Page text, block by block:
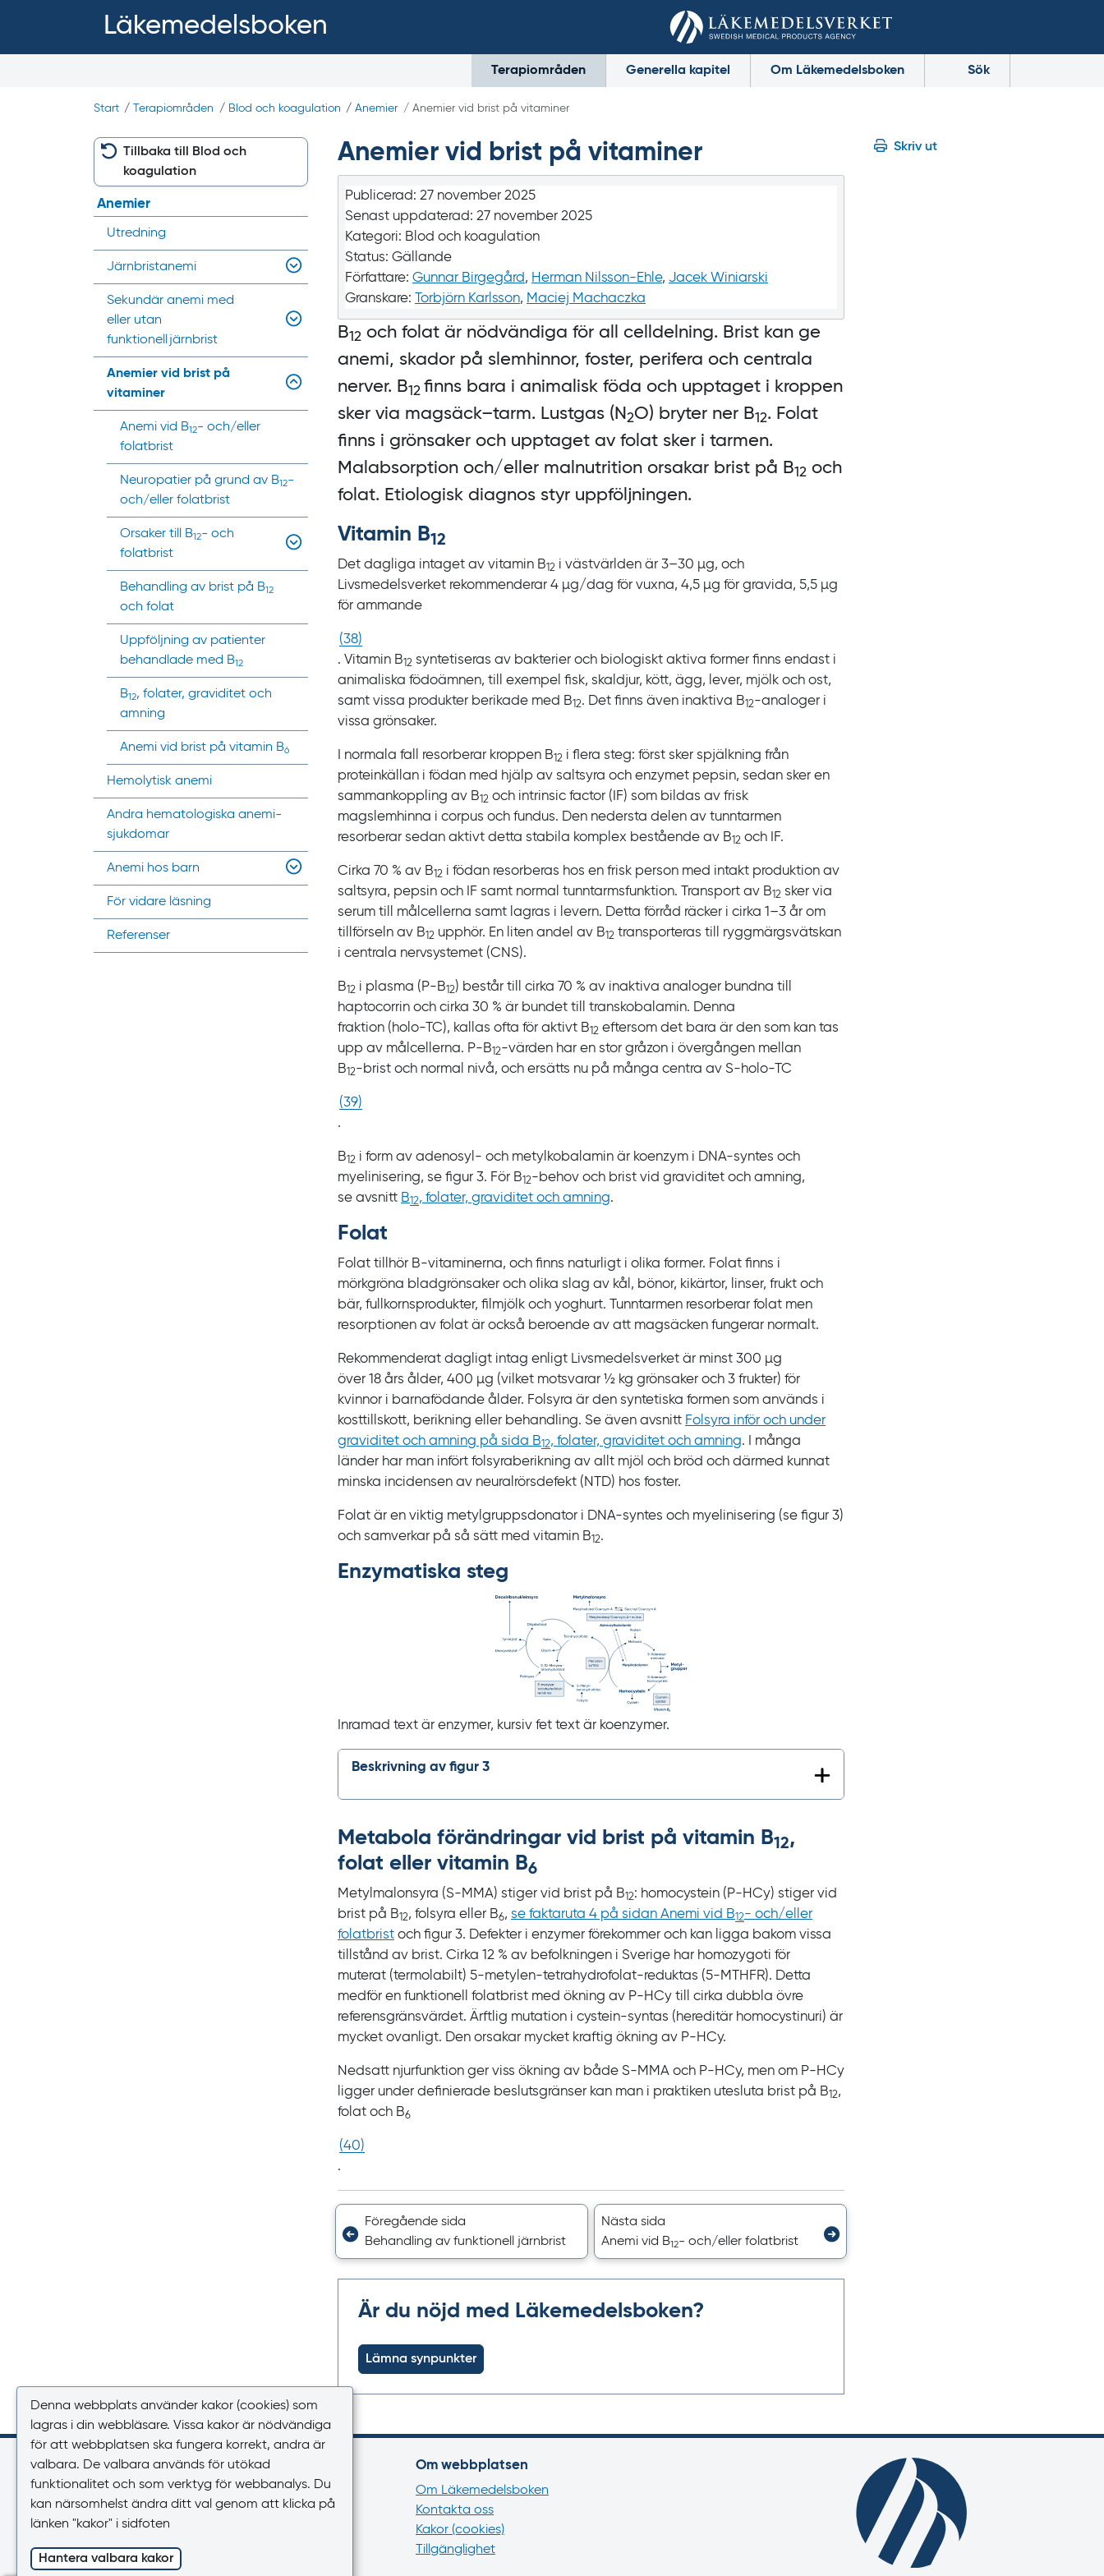
Läkemedelsboken
Terapiområden Generella kapitel Om Läkemedelsboken Sök
Start / Terapiområden / Blod och koagulation /Anemier / Anemier vid brist på vitaminer
Skriv ut
Anemier vid brist på vitaminer
Publicerad: 27 november 2025
Senast uppdaterad: 27 november 2025
Kategori: Blod och koagulation
Status: Gällande
Författare: Gunnar Birgegård, Herman Nilsson-Ehle, Jacek Winiarski
Granskare: Torbjörn Karlsson, Maciej Machaczka
B12 och folat är nödvändiga för all celldelning. Brist kan ge
anemi, skador på slemhinnor, foster, perifera och centrala
nerver. B12 finns bara i animalisk föda och upptaget i kroppen
sker via magsäck‍–‍tarm. Lustgas (N2O) bryter ner B12. Folat
finns i grönsaker och upptaget av folat sker i tarmen.
Malabsorption och/eller malnutrition orsakar brist på B12 och
folat. Etiologisk diagnos styr uppföljningen.
Vitamin B12
Det dagliga intaget av vitamin B 12 i västvärlden är 3‍–‍30 µg, och
Livsmedelsverket rekommenderar 4 µg‍/‍dag för vuxna, 4,5 µg för gravida, 5,5 µg
för ammande
(38)
. Vitamin B 12 syntetiseras av bakterier och biologiskt aktiva former finns endast i
animaliska födoämnen, till exempel fisk, skaldjur, kött, ägg, lever, mjölk och ost,
samt vissa produkter berikade med B 12. Det finns även inaktiva B 12‍-‍analoger i
vissa grönsaker.
I normala fall resorberar kroppen B 12 i flera steg: först sker spjälkning från
proteinkällan i födan med hjälp av saltsyra och enzymet pepsin, sedan sker en
sammankoppling av B 12 och intrinsic factor (IF) som bildas av frisk
magslemhinna i corpus och fundus. Den nedersta delen av tunntarmen
resorberar sedan aktivt detta stabila komplex bestående av B 12 och IF.
Cirka 70 % av B 12 i födan resorberas hos en frisk person med intakt produktion av
saltsyra, pepsin och IF samt normal tunntarmsfunktion. Transport av B 12 sker via
serum till målcellerna samt lagras i levern. Detta förråd räcker i cirka 1‍–‍3 år om
tillförseln av B 12 upphör. En liten andel av B 12 transporteras till ryggmärgsvätskan
i centrala nervsystemet (CNS).
B 12 i plasma (P‍-‍B 12) består till cirka 70 % av inaktiva analoger bundna till
haptocorrin och cirka 30 % är bundet till transkobalamin. Denna
fraktion (holo‍-‍TC), kallas ofta för aktivt B 12 eftersom det bara är den som kan tas
upp av målcellerna. P‍-‍B 12‍-‍värden har en stor gråzon i övergången mellan
B 12‍-‍brist och normal nivå, och ersätts nu på många centra av S‍-‍holo‍-‍TC
(39)
.
B 12 i form av adenosyl- och metylkobalamin är koenzym i DNA‍‍-‍‍syntes och
myelinisering, se figur 3. För B 12‍-‍behov och brist vid graviditet och amning,
se avsnitt B 12, folater, graviditet och amning.
Folat
Folat tillhör B‍-‍vitaminerna, och finns naturligt i olika former. Folat finns i
mörkgröna bladgrönsaker och olika slag av kål, bönor, kikärtor, linser, frukt och
bär, fullkornsprodukter, filmjölk och yoghurt. Tunntarmen resorberar folat men
resorptionen av folat är också beroende av att magsäcken fungerar normalt.
Rekommenderat dagligt intag enligt Livsmedelsverket är minst 300 µg
över 18 års ålder, 400 µg (vilket motsvarar ½ kg grönsaker och 3 frukter) för
kvinnor i barnafödande ålder. Folsyra är den syntetiska formen som används i
kosttillskott, berikning eller behandling. Se även avsnitt Folsyra inför och under
graviditet och amning på sida B 12, folater, graviditet och amning. I många
länder har man infört folsyraberikning av allt mjöl och bröd och därmed kunnat
minska incidensen av neuralrörsdefekt (NTD) hos foster.
Folat är en viktig metylgruppsdonator i DNA‍-‍syntes och myelinisering (se figur 3)
och samverkar på så sätt med vitamin B 12.
Enzymatiska steg
Inramad text är enzymer, kursiv fet text är koenzymer.
Beskrivning av figur 3
Metabola förändringar vid brist på vitamin B12,
folat eller vitamin B6
Metylmalonsyra (S‍-‍MMA) stiger vid brist på B12: homocystein (P‍-‍HCy) stiger vid
brist på B12, folsyra eller B6, se faktaruta 4 på sidan Anemi vid B12- och/eller
folatbrist och figur 3. Defekter i enzymer förekommer och kan ligga bakom vissa
tillstånd av brist. Cirka 12 % av befolkningen i Sverige har homozygoti för
muterat (termolabilt) 5‍-‍metylen-tetrahydrofolat-reduktas (5‍-‍MTHFR). Detta
medför en funktionell folatbrist med ökning av P‍-‍HCy till cirka dubbla övre
referensgränsvärdet. Ärftlig mutation i cystein-syntas (hereditär homocystinuri) är
mycket ovanligt. Den orsakar mycket kraftig ökning av P‍-‍HCy.
Nedsatt njurfunktion ger viss ökning av både S‍-‍MMA och P‍-‍HCy, men om P‍-‍HCy
ligger under definierade beslutsgränser kan man i praktiken utesluta brist på B12,
folat och B6
(40)
.
Föregående sida
Behandling av funktionell järnbrist
Nästa sida
Anemi vid B12- och/eller folatbrist
Är du nöjd med Läkemedelsboken?
Lämna synpunkter
Tillbaka till Blod och
koagulation
Anemier
Utredning
Järnbristanemi
Sekundär anemi med
eller utan
funktionell järnbrist
Anemier vid brist på
vitaminer
Anemi vid B12- och/eller
folatbrist
Neuropatier på grund av B12-
och/eller folatbrist
Orsaker till B12- och
folatbrist
Behandling av brist på B12
och folat
Uppföljning av patienter
behandlade med B12
B12, folater, graviditet och
amning
Anemi vid brist på vitamin B6
Hemolytisk anemi
Andra hemato­logiska anemi­
sjukdomar
Anemi hos barn
För vidare läsning
Referenser
Kontakt
Växel
E-post
Om webbplatsen
Om Läkemedelsboken
Kontakta oss
Kakor (cookies)
Tillgänglighet
Denna webbplats använder kakor (cookies) som
lagras i din webbläsare. Vissa kakor är nödvändiga
för att webbplatsen ska fungera korrekt, andra är
valbara. De valbara används för utökad
funktionalitet och som verktyg för webbanalys. Du
kan närsomhelst ändra ditt val genom att klicka på
länken "kakor" i sidfoten
Hantera valbara kakor